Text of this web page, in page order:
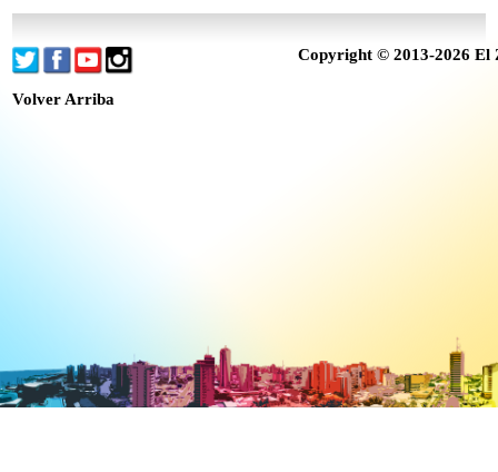
Copyright © 2013-2026 El
Volver Arriba